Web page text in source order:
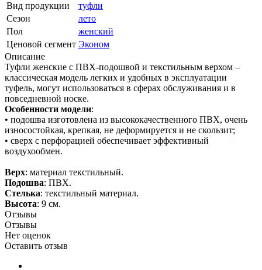
Вид продукции
туфли
Сезон
лето
Пол
женский
Ценовой сегмент Эконом
Описание
Туфли женские с ПВХ-подошвой и текстильным верхом –
классическая модель легких и удобных в эксплуатации
туфель, могут использоваться в сферах обслуживания и в
повседневной носке.
Особенности модели:
• подошва изготовлена из высококачественного ПВХ, очень
износостойкая, крепкая, не деформируется и не скользит;
• сверх с перфорацией обеспечивает эффективный
воздухообмен.
Верх: материал текстильный.
Подошва: ПВХ.
Стелька: текстильный материал.
Высота: 9 см.
Отзывы
Отзывы
Нет оценок
Оставить отзыв